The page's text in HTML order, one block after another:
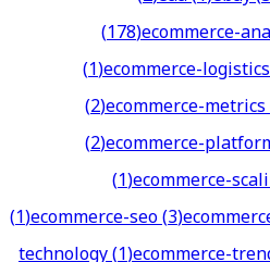
(178)ecommerce-
(1)ecommerce-logistics
(2)ecommerce-metrics
(2)ecommerce-
(1)ecommerce-
(1)ecommerce-seo(3)
technology(1)ecommerce-